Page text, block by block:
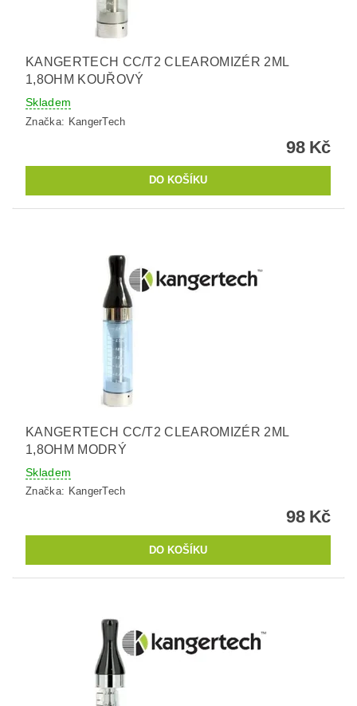
KANGERTECH CC/T2 CLEAROMIZÉR 2ML
1,8OHM KOUŘOVÝ
Skladem
Značka: KangerTech
98 Kč
KANGERTECH CC/T2 CLEAROMIZÉR 2ML
1,8OHM MODRÝ
Skladem
Značka: KangerTech
98 Kč